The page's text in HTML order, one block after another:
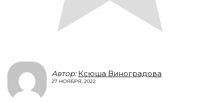
Автор: Ксюша Виноградова
27 НОЯБРЯ, 2022